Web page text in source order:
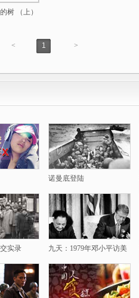
树 （上）
< 1 >
诺曼底登陆
实录 九天：1979年邓小平访美